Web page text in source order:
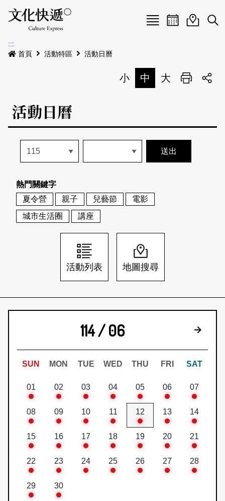
Menu
最新公告
本期專題
歷史專題
活動特區
活動列表
地圖搜尋
關於我們
關於我們
刊物索取地點
會員基本資料
刊登活動
網站導覽 English
日本語 登入/註冊
活動日曆活動地圖
展
:::
首頁
活動特區 活動日曆
小 中 大 列印
活動日曆
熱門關鍵字
夏令營
親子 兒藝節
電影
城市生活圈
講座
活動列表 地圖搜尋
114 / 06 下個月
SUN MON TUE WED THU FRI SAT
01 02 03 04 05 06 07
08 09 10 11 12 13 14
15 16 17 18 19 20 21
22 23 24 25 26 27 28
29 30